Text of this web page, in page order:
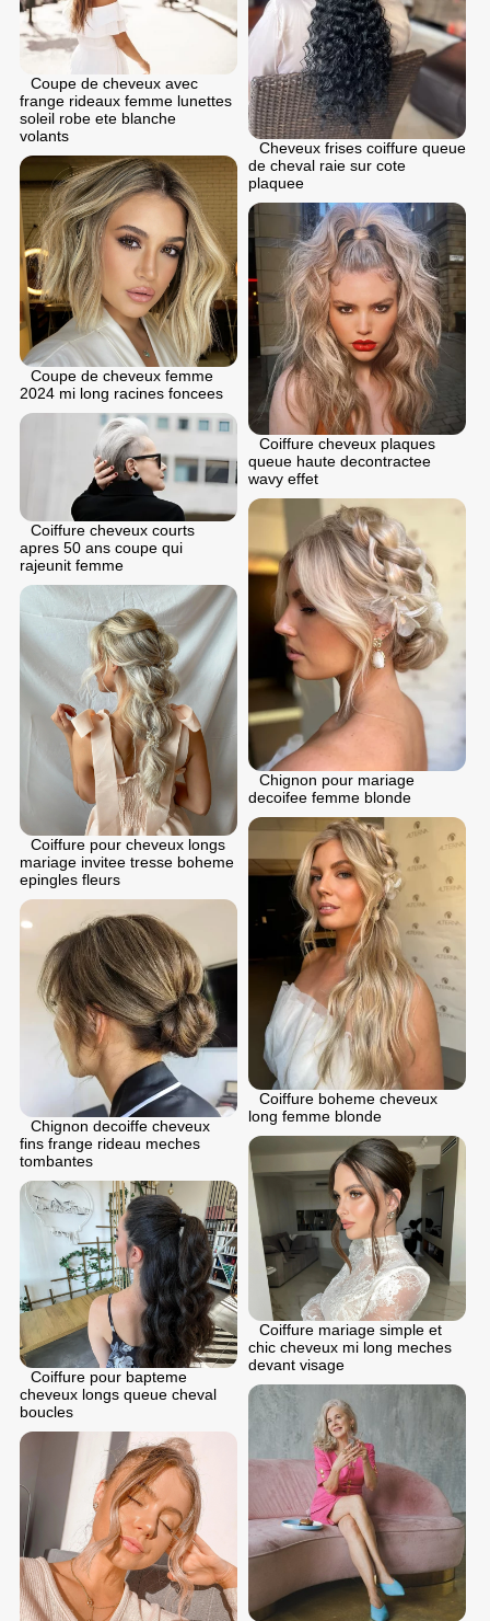
Cheveux frises coiffure queue
de cheval raie sur cote
plaquee
Coupe de cheveux avec
frange rideaux femme lunettes
soleil robe ete blanche
volants
Coupe de cheveux femme
2024 mi long racines foncees
Coiffure cheveux plaques
queue haute decontractee
wavy effet
Coiffure cheveux courts
apres 50 ans coupe qui
rajeunit femme
Chignon pour mariage
decoifee femme blonde
Coiffure pour cheveux longs
mariage invitee tresse boheme
epingles fleurs
Coiffure boheme cheveux
long femme blonde
Chignon dеcoiffе cheveux
fins frange rideau meches
tombantes
Coiffure mariage simple et
chic cheveux mi long meches
devant visage
Coiffure pour bapteme
cheveux longs queue cheval
boucles